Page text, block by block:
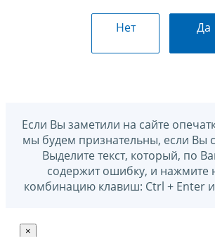
Нет Да
Если Вы заметили на сайте
мы будем признательны, если Вы
Выделите текст, который, по
содержит ошибку, и нажмите
комбинацию клавиш: Ctrl + Enter
×